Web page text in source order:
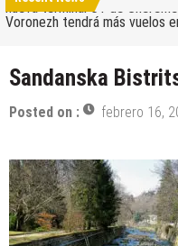
nueva terminal C1 de
Voronezh tendrá más vuelos
Wizz Air expande su base de
nuevos destinos
Tour de Francia 2019: mucha
Eddy Merckx y la ausencia de
Bulgaria y Turquía compiten
Sandanska
Posted on : febrero 16,